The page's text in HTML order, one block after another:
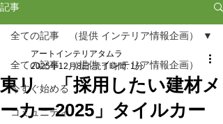
記事
全ての記事 （提供 インテリア情報企画）
今すぐ始める
コミュニティ
全ての記事 （提供 インテリア情報企画）
東リ 「採用したい建材メ
ーカー2025」タイルカー
アートインテリアタムラ
2025年12月8日 読了時間: 1分